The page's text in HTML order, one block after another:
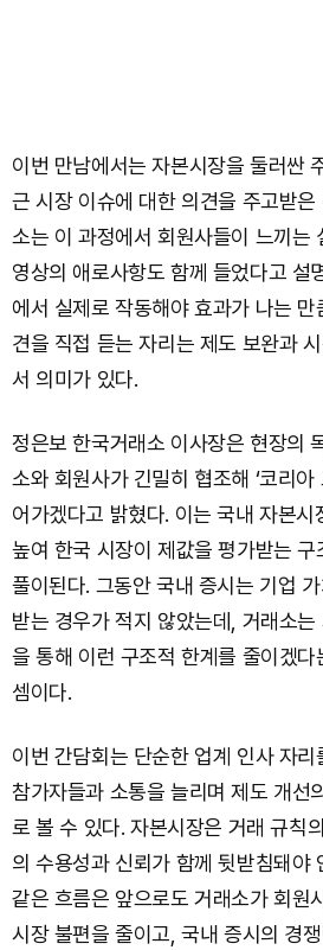
이번 만남에서는 자본시장을 둘러싼
근 시장 이슈에 대한 의견을 주고받은
소는 이 과정에서 회원사들이 느끼는
영상의 애로사항도 함께 들었다고 설
에서 실제로 작동해야 효과가 나는 만
견을 직접 듣는 자리는 제도 보완과
서 의미가 있다.
정은보 한국거래소 이사장은 현장의
소와 회원사가 긴밀히 협조해 ‘코리아
어가겠다고 밝혔다. 이는 국내 자본
높여 한국 시장이 제값을 평가받는
풀이된다. 그동안 국내 증시는 기업
받는 경우가 적지 않았는데, 거래소
을 통해 이런 구조적 한계를 줄이겠
셈이다.
이번 간담회는 단순한 업계 인사 자
참가자들과 소통을 늘리며 제도 개선
로 볼 수 있다. 자본시장은 거래 규칙
의 수용성과 신뢰가 함께 뒷받침돼야
같은 흐름은 앞으로도 거래소가 회원
시장 불편을 줄이고, 국내 증시의 경